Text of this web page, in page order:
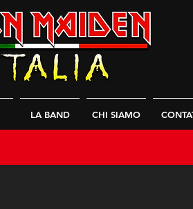
LA BAND CHI SIAMO